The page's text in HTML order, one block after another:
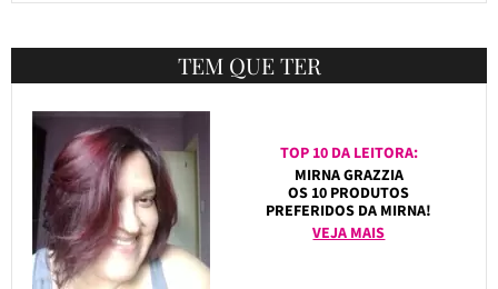
TEM QUE TER
TOP 10 DA LEITORA:
MIRNA GRAZZIA
OS 10 PRODUTOS
PREFERIDOS DA MIRNA!
VEJA MAIS